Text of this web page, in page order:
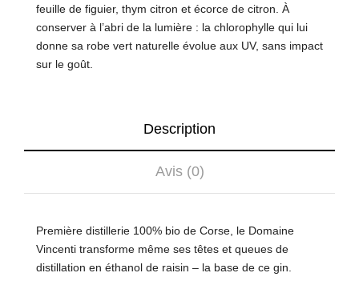
feuille de figuier, thym citron et écorce de citron. À
conserver à l’abri de la lumière : la chlorophylle qui lui
donne sa robe vert naturelle évolue aux UV, sans impact
sur le goût.
Description
Avis (0)
Première distillerie 100% bio de Corse, le Domaine
Vincenti transforme même ses têtes et queues de
distillation en éthanol de raisin – la base de ce gin.